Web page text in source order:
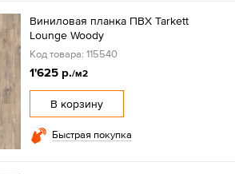
Виниловая планка ПВХ Tarkett
Lounge Woody
Код товара: 115540
1'625 р./м2
В корзину
Быстрая покупка